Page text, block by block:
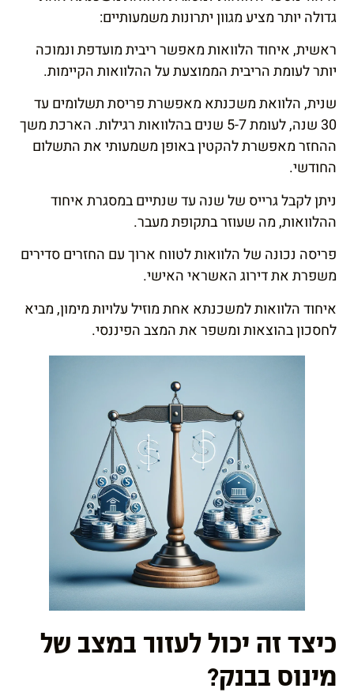
גדולה יותר מציע מגוון יתרונות משמעותיים:
ראשית, איחוד הלוואות מאפשרריביתמועדפת ונמוכה
יותר לעומת הריבית הממוצעת על ההלוואות הקיימות.
שנית, הלוואת משכנתא מאפשרת פריסת תשלומים עד
30 שנה, לעומת 5-7 שנים בהלוואות רגילות. הארכת משך
ההחזר מאפשרת להקטין באופן משמעותי את התשלום
החודשי.
ניתן לקבל גרייס של שנה עד שנתיים במסגרת איחוד
ההלוואות, מה שעוזר בתקופת מעבר.
פריסה נכונה של הלוואות לטווח ארוך עם החזרים סדירים
משפרת את דירוג האשראי האישי.
איחוד הלוואות למשכנתא אחת מוזיל עלויות מימון, מביא
לחסכון בהוצאות ומשפר את המצב הפיננסי.
כיצד זה יכול לעזור במצב של
מינוס בבנק?